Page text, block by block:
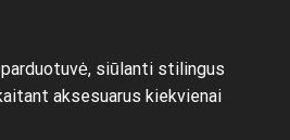
siūlanti stilingus
aksesuarus kiekvienai